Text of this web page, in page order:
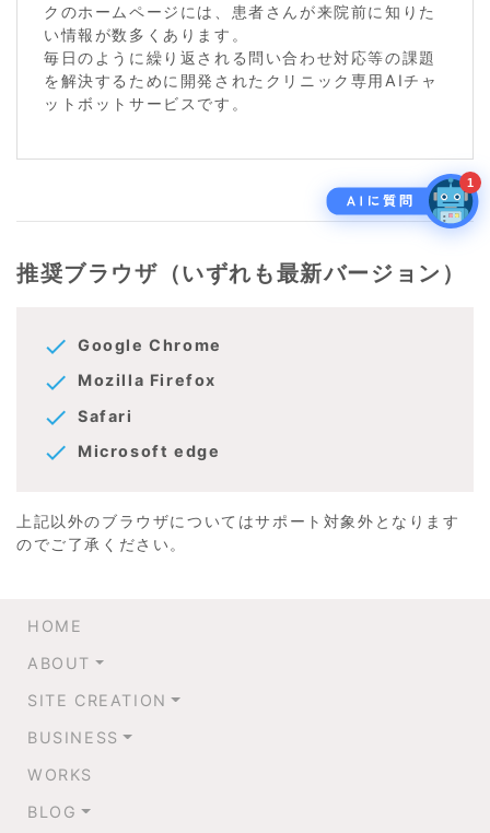
クのホームページには、患者さんが来院前に知りた
い情報が数多くあります。
毎日のように繰り返される問い合わせ対応等の課題
を解決するために開発されたクリニック専用AIチャ
ットボットサービスです。
推奨ブラウザ（いずれも最新バージョン）
check Google Chrome
check Mozilla Firefox
check Safari
check Microsoft edge
上記以外のブラウザについてはサポート対象外となります
のでご了承ください。
HOME
ABOUT
SITE CREATION
BUSINESS
WORKS
BLOG
1